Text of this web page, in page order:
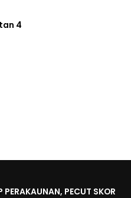
4
PECUT SKOR